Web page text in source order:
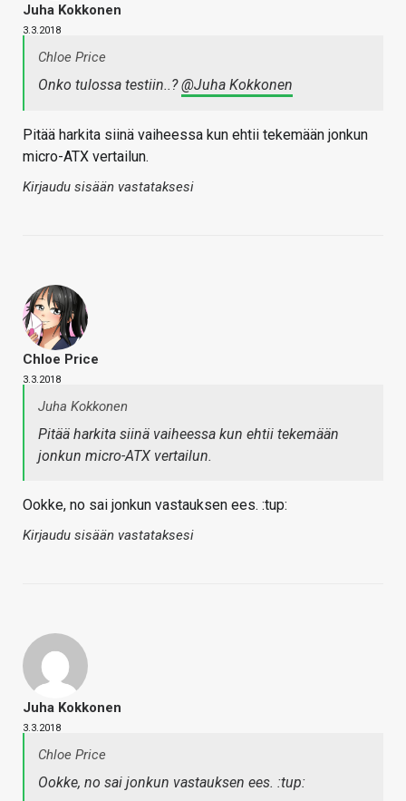
Juha Kokkonen
3.3.2018
Chloe Price
Onko tulossa testiin..?@Juha Kokkonen
Pitää harkita siinä vaiheessa kun ehtii tekemään jonkun
micro-ATX vertailun.
Kirjaudu sisään vastataksesi
Chloe Price
3.3.2018
Juha Kokkonen
Pitää harkita siinä vaiheessa kun ehtii tekemään
jonkun micro-ATX vertailun.
Ookke, no sai jonkun vastauksen ees. :tup:
Kirjaudu sisään vastataksesi
Juha Kokkonen
3.3.2018
Chloe Price
Ookke, no sai jonkun vastauksen ees. :tup: